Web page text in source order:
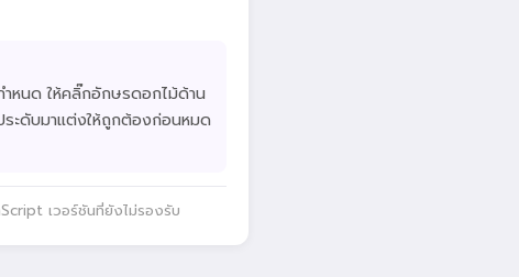
หนด ให้คลิ๊กอักษรดอกไม้ด้าน
ะดับมาแต่งให้ถูกต้องก่อนหมด
เวอร์ชันที่ยังไม่รองรับ